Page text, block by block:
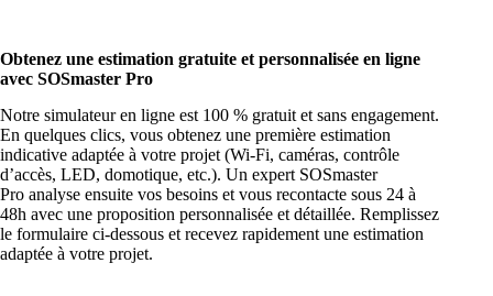
Obtenez une estimation gratuite et personnalisée en ligne
avec SOSmaster Pro
Notre simulateur en ligne est 100 % gratuit et sans engagement.
En quelques clics, vous obtenez une première estimation
indicative adaptée à votre projet (Wi-Fi, caméras, contrôle
d’accès, LED, domotique, etc.). Un expert SOSmaster
Pro analyse ensuite vos besoins et vous recontacte sous 24 à
48h avec une proposition personnalisée et détaillée. Remplissez
le formulaire ci-dessous et recevez rapidement une estimation
adaptée à votre projet.